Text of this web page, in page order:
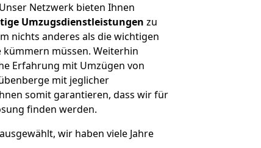
Netzwerk bieten Ihnen
Umzugsdienstleistungen zu
nichts anderes als die wichtigen
müssen. Weiterhin
Erfahrung mit Umzügen von
mit jeglicher
somit garantieren, dass wir für
finden werden.
wir haben viele Jahre